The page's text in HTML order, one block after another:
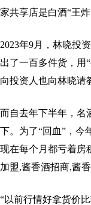
家共享店是白酒“王炸
2023年9月，林晓投
出了一百多件货，用
向投资人也向林晓请
而自去年下半年，名
下。为了“回血”，今
现在每个月都亏着房
加盟,酱香酒招商,酱
“以前行情好拿货价